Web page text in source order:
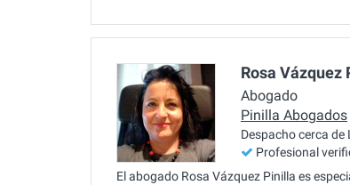
Rosa Vázquez
Abogado
Pinilla Abogados
Despacho cerca de
Profesional
El abogado Rosa Vázquez Pinilla es